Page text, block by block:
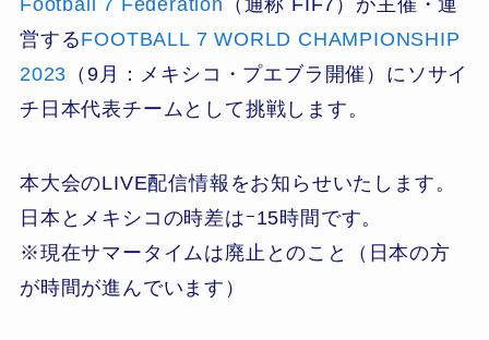
営するFOOTBALL 7 WORLD CHAMPIONSHIP
2023 （9月：メキシコ・プエブラ開催） にソサイ
チ日本代表チームとして挑戦します。
本大会のLIVE配信情報をお知らせいたします。
日本とメキシコの時差はｰ15時間です。
※現在サマータイムは廃止とのこと（日本の方
が時間が進んでいます）